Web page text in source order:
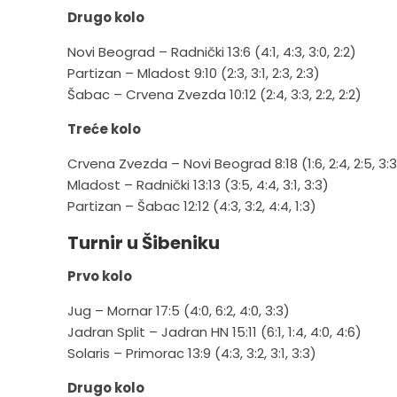
Drugo kolo
Novi Beograd – Radnički 13:6 (4:1, 4:3, 3:0, 2:2)
Partizan – Mladost 9:10 (2:3, 3:1, 2:3, 2:3)
Šabac – Crvena Zvezda 10:12 (2:4, 3:3, 2:2, 2:2)
Treće kolo
Crvena Zvezda – Novi Beograd 8:18 (1:6, 2:4, 2:5,
Mladost – Radnički 13:13 (3:5, 4:4, 3:1, 3:3)
Partizan – Šabac 12:12 (4:3, 3:2, 4:4, 1:3)
Turnir u Šibeniku
Prvo kolo
Jug – Mornar 17:5 (4:0, 6:2, 4:0, 3:3)
Jadran Split – Jadran HN 15:11 (6:1, 1:4, 4:0, 4:6)
Solaris – Primorac 13:9 (4:3, 3:2, 3:1, 3:3)
Drugo kolo